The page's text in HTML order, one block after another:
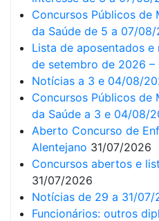
Concursos Públicos de
da Saúde de 5 a 07/
Lista de aposentados
de setembro de 2026 –
Notícias a 3 e 04/08/
Concursos Públicos de
da Saúde a 3 e 04/08/
Aberto Concurso de
Alentejano 31/07/2026
Concursos abertos e
31/07/2026
Notícias de 29 a 31/07/
Funcionários: outros